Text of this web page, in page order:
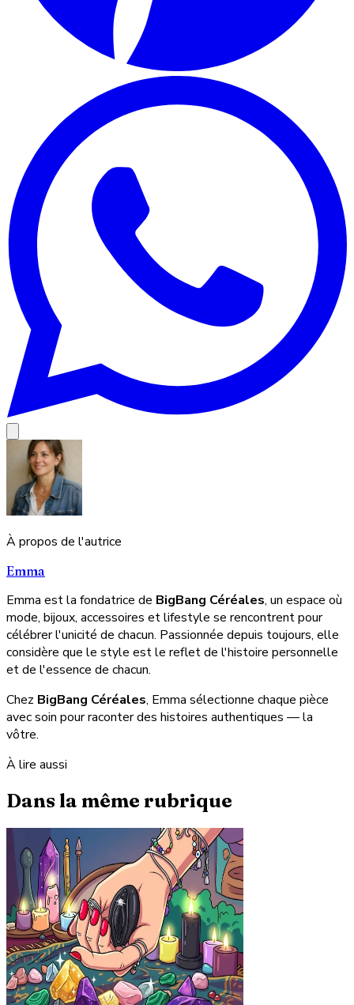
À propos de l'autrice
Emma
Emma est la fondatrice de BigBang Céréales, un espace où
mode, bijoux, accessoires et lifestyle se rencontrent pour
célébrer l'unicité de chacun. Passionnée depuis toujours, elle
considère que le style est le reflet de l'histoire personnelle
et de l'essence de chacun.
Chez BigBang Céréales, Emma sélectionne chaque pièce
avec soin pour raconter des histoires authentiques — la
vôtre.
À lire aussi
Dans la même rubrique